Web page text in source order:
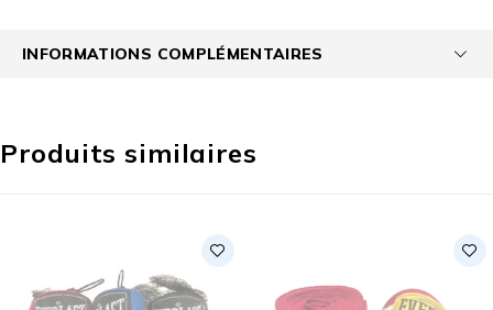
INFORMATIONS COMPLÉMENTAIRES
Produits similaires